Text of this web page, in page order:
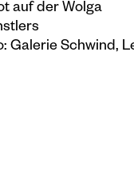
auf der Wolga
Galerie Schwind,